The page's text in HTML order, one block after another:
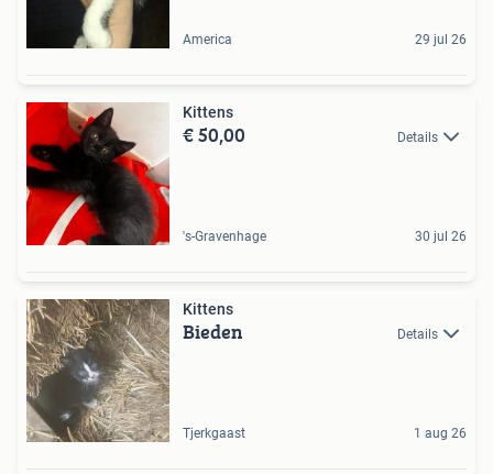
America 29 jul 26
Kittens
€ 50,00 Details
's-Gravenhage 30 jul 26
Kittens
Bieden Details
Tjerkgaast 1 aug 26